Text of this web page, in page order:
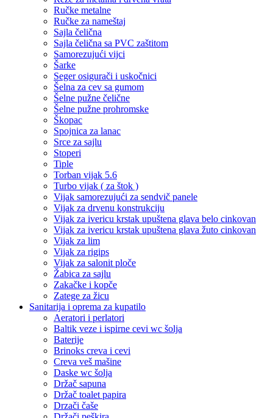
Ručke metalne
Ručke za nameštaj
Sajla čelična
Sajla čelična sa PVC zaštitom
Samorezujući vijci
Šarke
Seger osigurači i uskočnici
Šelna za cev sa gumom
Šelne pužne čelične
Šelne pužne prohromske
Škopac
Spojnica za lanac
Srce za sajlu
Stoperi
Tiple
Torban vijak 5.6
Turbo vijak ( za štok )
Vijak samorezujući za sendvič panele
Vijak za drvenu konstrukciju
Vijak za ivericu krstak upuštena glava belo cinkovan
Vijak za ivericu krstak upuštena glava žuto cinkovan
Vijak za lim
Vijak za rigips
Vijak za salonit ploče
Žabica za sajlu
Zakačke i kopče
Zatege za žicu
Sanitarija i oprema za kupatilo
Aeratori i perlatori
Baltik veze i ispirne cevi wc šolja
Baterije
Brinoks creva i cevi
Creva veš mašine
Daske wc šolja
Držač sapuna
Držač toalet papira
Drzači čaše